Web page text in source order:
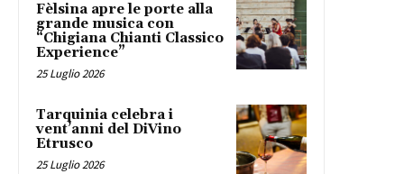
Fèlsina apre le porte alla
grande musica con
“Chigiana Chianti Classico
Experience”
25 Luglio 2026
Tarquinia celebra i
vent’anni del DiVino
Etrusco
25 Luglio 2026